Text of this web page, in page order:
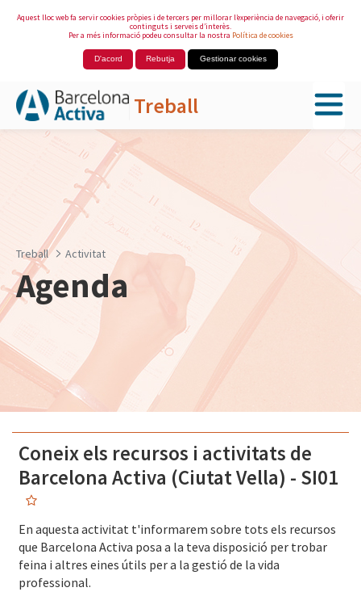
Aquest lloc web fa servir cookies pròpies i de tercers per millorar l’experiència de navegació, i oferir
continguts i serveis d’interès.
Per a més informació podeu consultar la nostra Política de cookies
D'acord Rebutja Gestionar cookies
Treball
Salta al contingut principal
Treball Activitat
Agenda
Coneix els recursos i activitats de
Barcelona Activa (Ciutat Vella) - SI01
En aquesta activitat t'informarem sobre tots els recursos
que Barcelona Activa posa a la teva disposició per trobar
feina i altres eines útils per a la gestió de la vida
professional.